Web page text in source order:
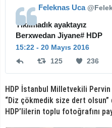
Feleknas Uca
Yıkılmadık ayaktayız
Berxwedan Jiyane# HDP
15:22 - 20 Mayıs 2016
125 125Retweet
236
HDP İstanbul Milletvekili Pervin
“Diz çökmedik size dert olsun”
HDP’lilerin toplu fotoğrafını